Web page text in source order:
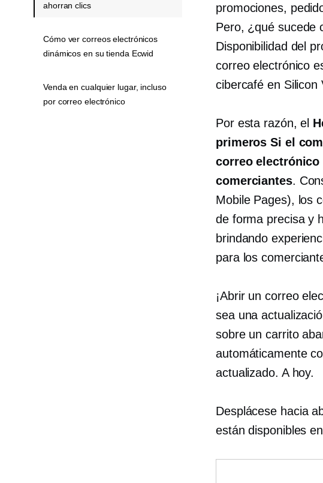
promociones,
Pero, ¿qué sucede
Disponibilidad del
correo electrónico
cibercafé en Silicon
Por esta razón, el
primerosSi el
correo
comerciantes.
Mobile Pages), los
de forma precisa y
brindando
para los
¡Abrir un correo
sea una
sobre un carrito
automáticamente
actualizado. A hoy.
Desplácese hacia
están disponibles
ahorran clics
Cómo ver correos electrónicos
dinámicos en su tienda Ecwid
Venda en cualquier lugar, incluso
por correo electrónico